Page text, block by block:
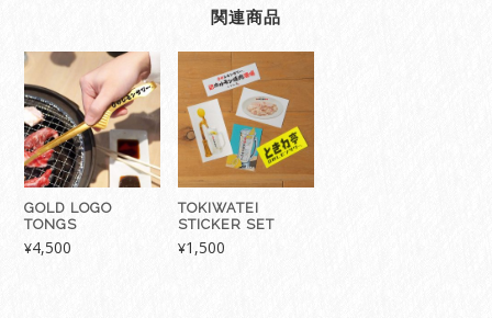
関連商品
GOLD LOGO
TONGS
¥4,500
TOKIWATEI
STICKER SET
¥1,500